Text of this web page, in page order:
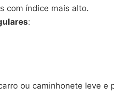
com índice mais alto.
:
ou caminhonete leve